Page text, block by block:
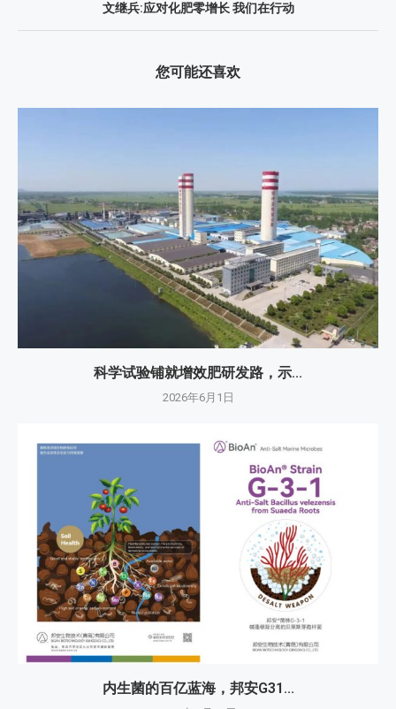
文继兵:应对化肥零增长 我们在行动
您可能还喜欢
科学试验铺就增效肥研发路，示...
2026年6月1日
内生菌的百亿蓝海，邦安G31...